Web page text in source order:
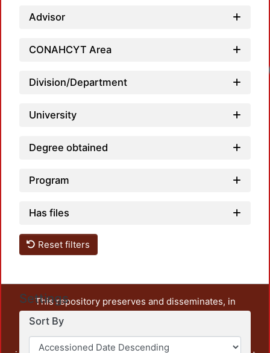
Advisor
CONAHCYT Area
Division/Department
University
Degree obtained
Program
Has files
Reset filters
Settings
Sort By
This repository preserves and disseminates, in
unrestricted open access, the teaching and research
output of UAM Azcapotzalco. It also includes some
administrative and graphic documents from the